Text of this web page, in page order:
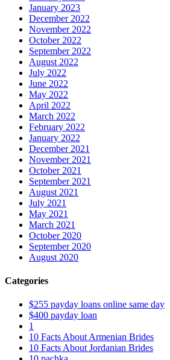
January 2023
December 2022
November 2022
October 2022
September 2022
August 2022
July 2022
June 2022
May 2022
April 2022
March 2022
February 2022
January 2022
December 2021
November 2021
October 2021
September 2021
August 2021
July 2021
May 2021
March 2021
October 2020
September 2020
August 2020
Categories
$255 payday loans online same day
$400 payday loan
1
10 Facts About Armenian Brides
10 Facts About Jordanian Brides